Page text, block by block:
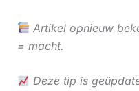
Artikel opnieuw
= macht.
Deze tip is